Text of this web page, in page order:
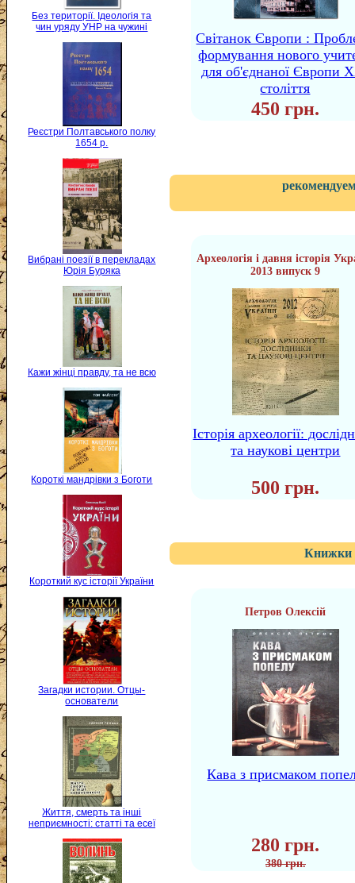
Без території. Ідеологія та
чин уряду УНР на чужині
Реєстри Полтавського полку
1654 р.
Вибрані поезії в перекладах
Юрія Буряка
Кажи жінці правду, та не всю
Короткі мандрівки з Боготи
Короткий кус історії України
Загадки истории. Отцы-
основатели
Життя, смерть та інші
неприємності: статті та есеї
Світанок Європи :
формування нового
для об'єднаної Європи
століття
450 грн.
Археологія і давня історія
2013 випуск 9
Історія археології:
та наукові центри
500 грн.
Книжки
Петров Олексій
Кава з присмаком
280 грн.
380 грн.